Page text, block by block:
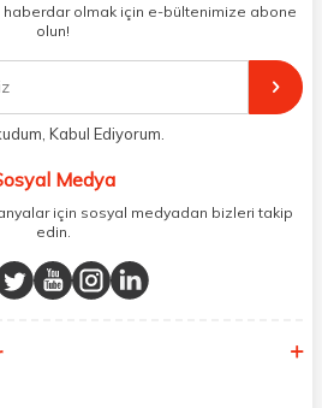
ile gerekli tüm desteği sağlıyoruz.
marka ve binlerce ürün seçeneğini
markaların yetkili Türkiye
tedarik ediyor ve müşterilerimize
ambalajlarda gönderim sağlıyoruz.
malzemeler kullanarak
ve daha yaşanabilir bir dünya
olmak için e-bültenimize abone
olun!
Kabul Ediyorum.
Medya
için sosyal medyadan bizleri takip
edin.